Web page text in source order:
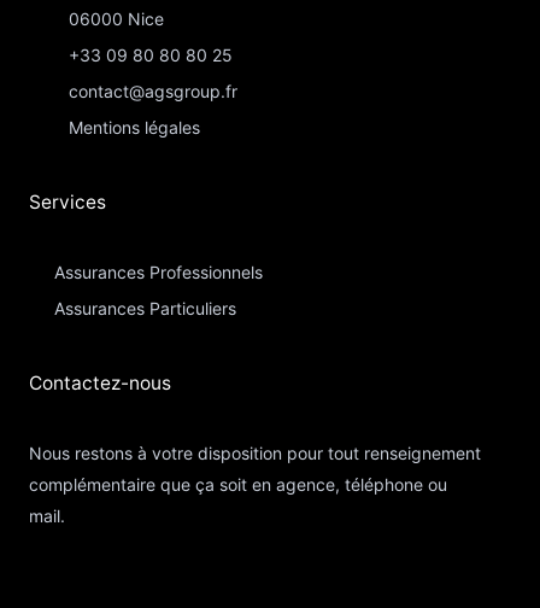
06000 Nice
+33 09 80 80 80 25
contact@agsgroup.fr
Mentions légales
Services
Assurances Professionnels
Assurances Particuliers​
Contactez-nous​
Nous restons à votre disposition pour tout renseignement
complémentaire que ça soit en agence, téléphone ou
mail.